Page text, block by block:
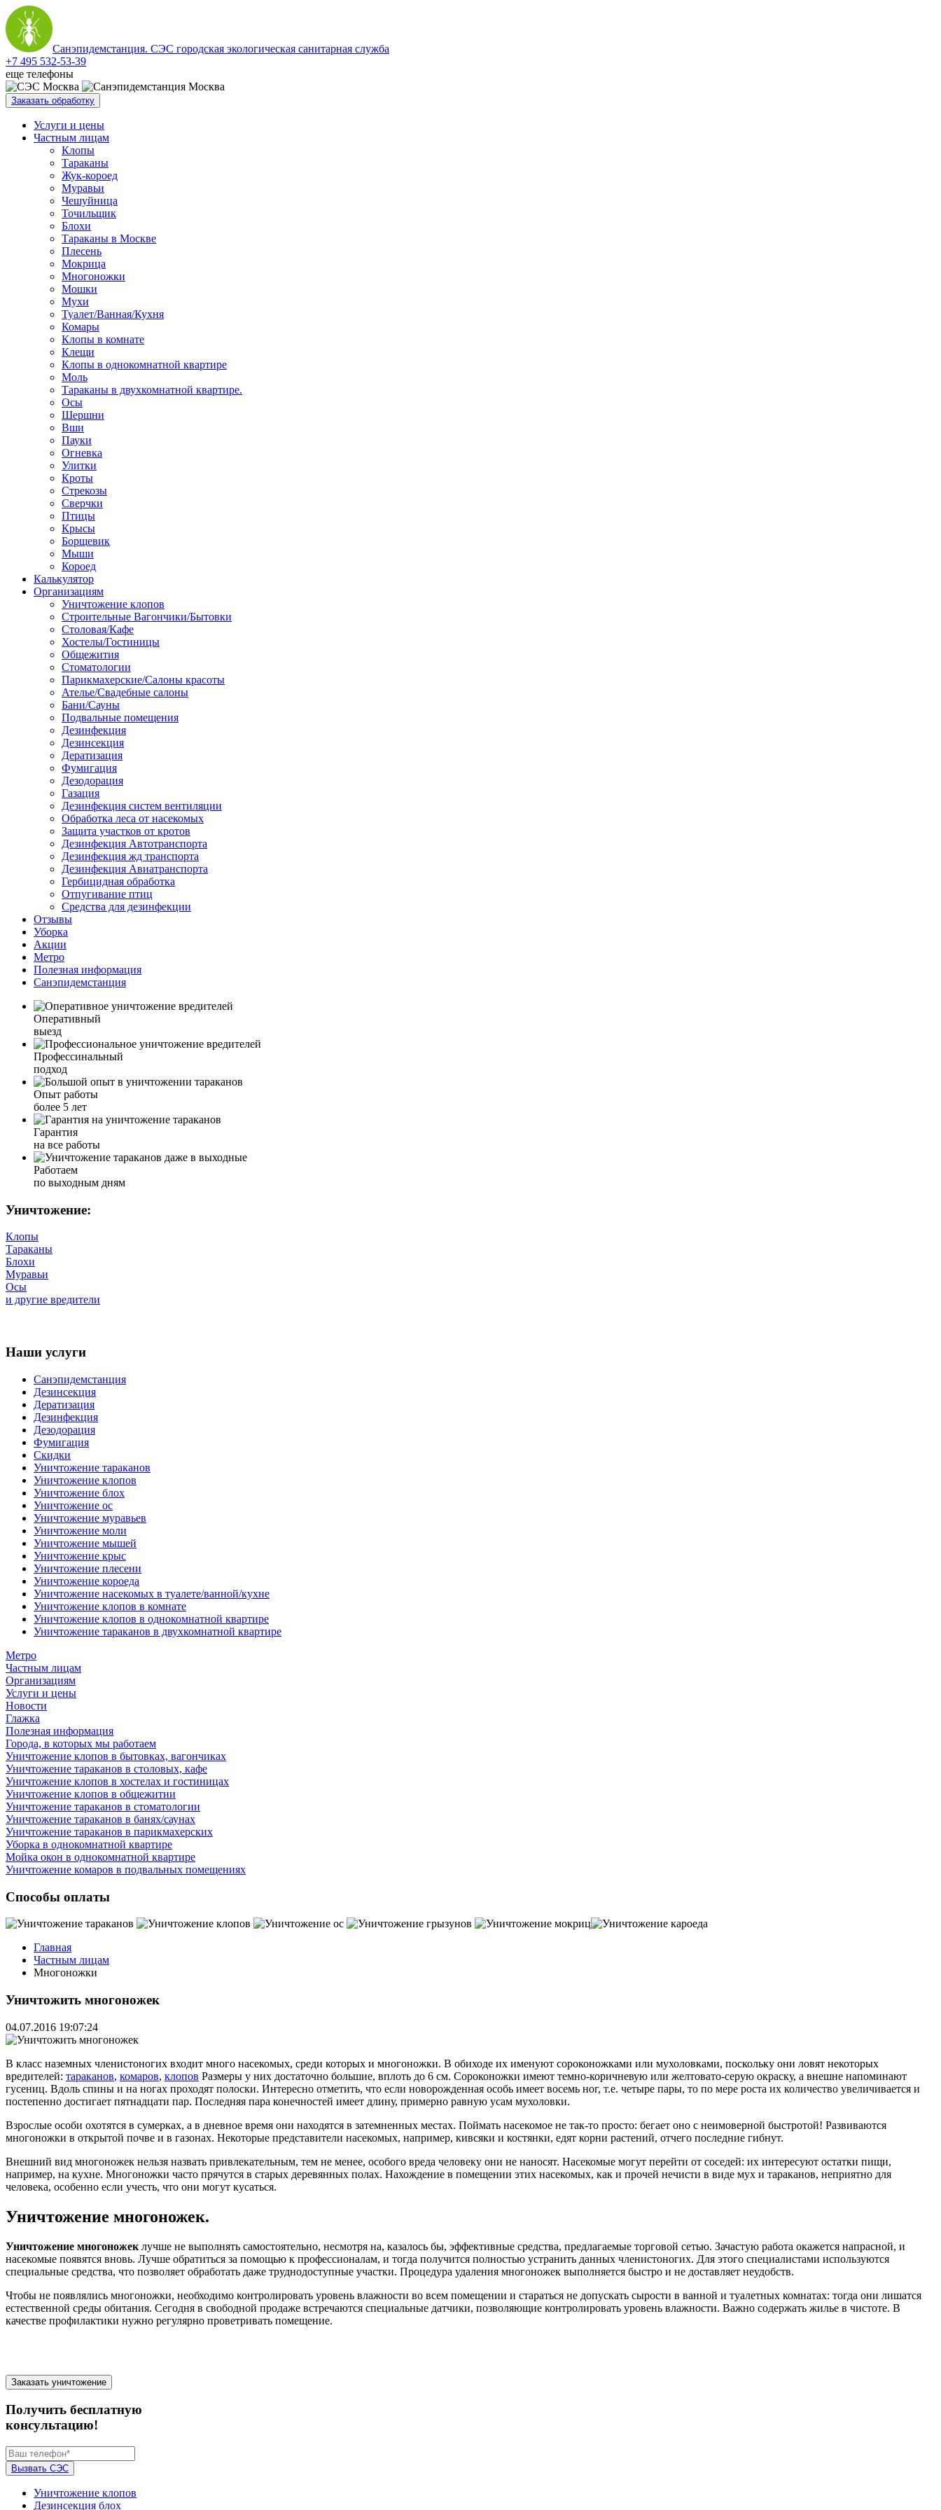
Санэпидемстанция. СЭС городская экологическая санитарная служба
+7 495 532-53-39
еще телефоны
Заказать обработку
Услуги и цены
Частным лицам
Клопы
Тараканы
Жук-короед
Муравьи
Чешуйница
Точильщик
Блохи
Тараканы в Москве
Плесень
Мокрица
Многоножки
Мошки
Мухи
Туалет/Ванная/Кухня
Комары
Клопы в комнате
Клещи
Клопы в однокомнатной квартире
Моль
Тараканы в двухкомнатной квартире.
Осы
Шершни
Вши
Пауки
Огневка
Улитки
Кроты
Стрекозы
Сверчки
Птицы
Крысы
Борщевик
Мыши
Короед
Калькулятор
Организациям
Уничтожение клопов
Строительные Вагончики/Бытовки
Столовая/Кафе
Хостелы/Гостиницы
Общежития
Стоматологии
Парикмахерские/Салоны красоты
Ателье/Свадебные салоны
Бани/Сауны
Подвальные помещения
Дезинфекция
Дезинсекция
Дератизация
Фумигация
Дезодорация
Газация
Дезинфекция систем вентиляции
Обработка леса от насекомых
Защита участков от кротов
Дезинфекция Автотранспорта
Дезинфекция жд транспорта
Дезинфекция Авиатранспорта
Гербицидная обработка
Отпугивание птиц
Средства для дезинфекции
Отзывы
Уборка
Акции
Метро
Полезная информация
Санэпидемстанция
Оперативный
выезд
Профессинальный
подход
Опыт работы
более 5 лет
Гарантия
на все работы
Работаем
по выходным дням
Уничтожение:
Клопы
Тараканы
Блохи
Муравьи
Осы
и другие вредители
Наши услуги
Санэпидемстанция
Дезинсекция
Дератизация
Дезинфекция
Дезодорация
Фумигация
Скидки
Уничтожение тараканов
Уничтожение клопов
Уничтожение блох
Уничтожение ос
Уничтожение муравьев
Уничтожение моли
Уничтожение мышей
Уничтожение крыс
Уничтожение плесени
Уничтожение короеда
Уничтожение насекомых в туалете/ванной/кухне
Уничтожение клопов в комнате
Уничтожение клопов в однокомнатной квартире
Уничтожение тараканов в двухкомнатной квартире
Метро
Частным лицам
Организациям
Услуги и цены
Новости
Глажка
Полезная информация
Города, в которых мы работаем
Уничтожение клопов в бытовках, вагончиках
Уничтожение тараканов в столовых, кафе
Уничтожение клопов в хостелах и гостиницах
Уничтожение клопов в общежитии
Уничтожение тараканов в стоматологии
Уничтожение тараканов в банях/саунах
Уничтожение тараканов в парикмахерских
Уборка в однокомнатной квартире
Мойка окон в однокомнатной квартире
Уничтожение комаров в подвальных помещениях
Способы оплаты
Главная
Частным лицам
Многоножки
Уничтожить многоножек
04.07.2016 19:07:24
В класс наземных членистоногих входит много насекомых, среди которых и многоножки. В обиходе их именуют сороконожками или мухоловками, поскольку они ловят некоторых
вредителей: тараканов, комаров, клопов Размеры у них достаточно большие, вплоть до 6 см. Сороконожки имеют темно-коричневую или желтовато-серую окраску, а внешне напоминают
гусениц. Вдоль спины и на ногах проходят полоски. Интересно отметить, что если новорожденная особь имеет восемь ног, т.е. четыре пары, то по мере роста их количество увеличивается и
постепенно достигает пятнадцати пар. Последняя пара конечностей имеет длину, примерно равную усам мухоловки.
Взрослые особи охотятся в сумерках, а в дневное время они находятся в затемненных местах. Поймать насекомое не так-то просто: бегает оно с неимоверной быстротой! Развиваются
многоножки в открытой почве и в газонах. Некоторые представители насекомых, например, кивсяки и костянки, едят корни растений, отчего последние гибнут.
Внешний вид многоножек нельзя назвать привлекательным, тем не менее, особого вреда человеку они не наносят. Насекомые могут перейти от соседей: их интересуют остатки пищи,
например, на кухне. Многоножки часто прячутся в старых деревянных полах. Нахождение в помещении этих насекомых, как и прочей нечисти в виде мух и тараканов, неприятно для
человека, особенно если учесть, что они могут кусаться.
Уничтожение многоножек.
Уничтожение многоножек лучше не выполнять самостоятельно, несмотря на, казалось бы, эффективные средства, предлагаемые торговой сетью. Зачастую работа окажется напрасной, и
насекомые появятся вновь. Лучше обратиться за помощью к профессионалам, и тогда получится полностью устранить данных членистоногих. Для этого специалистами используются
специальные средства, что позволяет обработать даже труднодоступные участки. Процедура удаления многоножек выполняется быстро и не доставляет неудобств.
Чтобы не появлялись многоножки, необходимо контролировать уровень влажности во всем помещении и стараться не допускать сырости в ванной и туалетных комнатах: тогда они лишатся
естественной среды обитания. Сегодня в свободной продаже встречаются специальные датчики, позволяющие контролировать уровень влажности. Важно содержать жилье в чистоте. В
качестве профилактики нужно регулярно проветривать помещение.
Заказать уничтожение
Получить бесплатную
консультацию!
Вызвать СЭС
Уничтожение клопов
Дезинсекция блох